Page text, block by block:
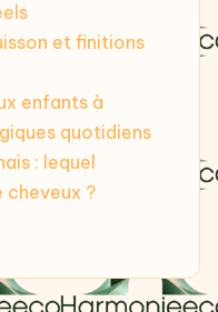
et finitions
enfants à
quotidiens
: lequel
cheveux ?